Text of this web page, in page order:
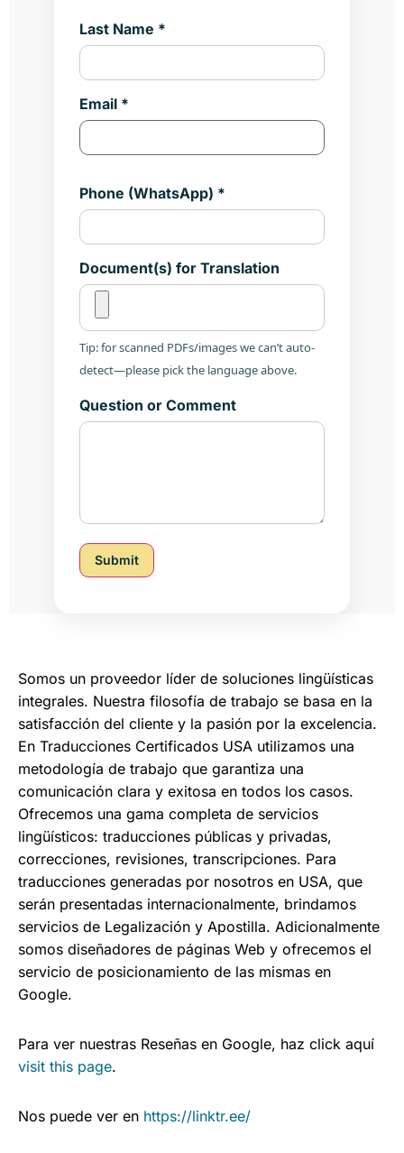
Last Name *
Email *
Phone (WhatsApp) *
Document(s) for Translation
Tip: for scanned PDFs/images we can’t auto-
detect—please pick the language above.
Question or Comment
Submit
Somos un proveedor líder de soluciones lingüísticas
integrales. Nuestra filosofía de trabajo se basa en la
satisfacción del cliente y la pasión por la excelencia.
En Traducciones Certificados USA utilizamos una
metodología de trabajo que garantiza una
comunicación clara y exitosa en todos los casos.
Ofrecemos una gama completa de servicios
lingüísticos: traducciones públicas y privadas,
correcciones, revisiones, transcripciones. Para
traducciones generadas por nosotros en USA, que
serán presentadas internacionalmente, brindamos
servicios de Legalización y Apostilla. Adicionalmente
somos diseñadores de páginas Web y ofrecemos el
servicio de posicionamiento de las mismas en
Google.
Para ver nuestras Reseñas en Google, haz click aquí
visit this page.
Nos puede ver en https://linktr.ee/